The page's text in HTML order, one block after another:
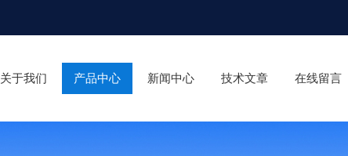
关于我们 产品中心 新闻中心 技术文章 在线留言